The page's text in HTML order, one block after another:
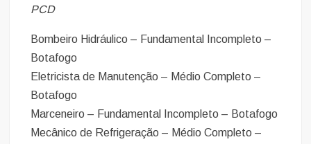
PCD
Bombeiro Hidráulico – Fundamental Incompleto –
Botafogo
Eletricista de Manutenção – Médio Completo –
Botafogo
Marceneiro – Fundamental Incompleto – Botafogo
Mecânico de Refrigeração – Médio Completo –